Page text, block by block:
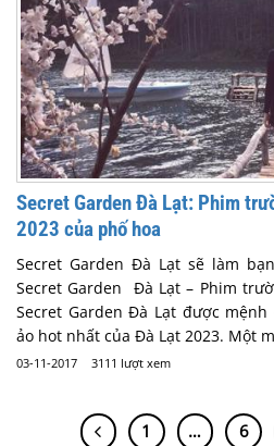
Secret Garden Đà Lạt: Phim
2023 của phố hoa
Secret Garden Đà Lạt sẽ làm
Secret Garden Đà Lạt – Phim
Secret Garden Đà Lạt được
ảo hot nhất của Đà Lạt 2023. Một
03-11-2017 3111 lượt xem
1 … 6